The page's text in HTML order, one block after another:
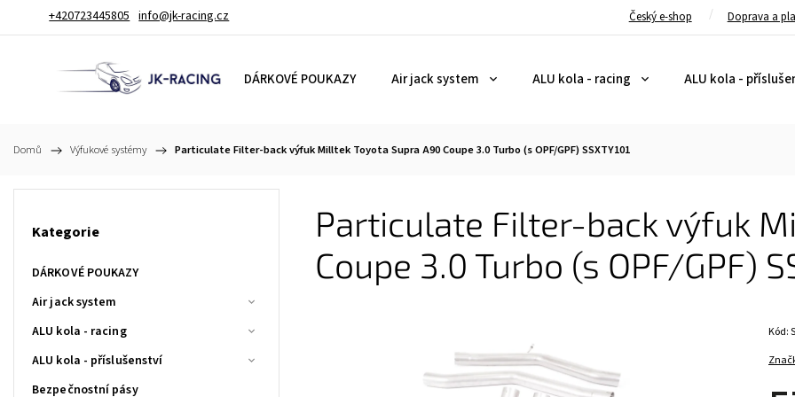
+420723445805 info@jk-racing.cz Český e-shop Doprava a
DÁRKOVÉ POUKAZY Air jack system ALU kola - racing ALU kola -
Domů / Výfukové systémy / Particulate Filter-back výfuk Milltek Toyota Supra A90 Coupe 3.0 Turbo (s OPF/GPF) SSXTY101
Kategorie
DÁRKOVÉ POUKAZY
Air jack system
ALU kola - racing
ALU kola - příslušenství
Bezpečnostní pásy
Particulate Filter-back výfuk
Coupe 3.0 Turbo (s OPF/GPF)
Kód: